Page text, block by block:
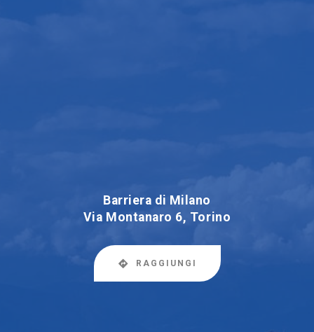
Barriera di Milano
Via Montanaro 6, Torino
RAGGIUNGI